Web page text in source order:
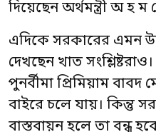
দিয়েছেন অর্থমন্ত্রী অ হ
এদিকে সরকারের এমন
দেখছেন খাত
পুনর্বীমা প্রিমিয়াম
বাইরে চলে যায়। কিন্তু
বাস্তবায়ন হলে তা বন্ধ